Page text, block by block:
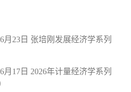
月23日 张培刚发展经济学系列
月17日 2026年计量经济学系列